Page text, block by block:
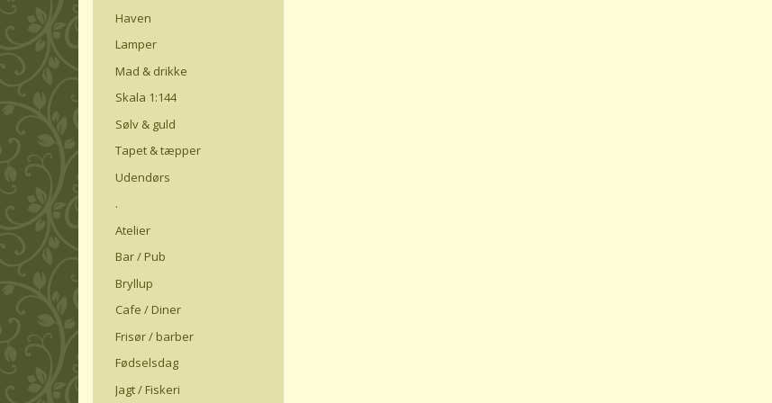
Haven
Lamper
Mad & drikke
Skala 1:144
Sølv & guld
Tapet & tæpper
Udendørs
.
Atelier
Bar / Pub
Bryllup
Cafe / Diner
Frisør / barber
Fødselsdag
Jagt / Fiskeri